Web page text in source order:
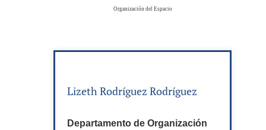
Organización del Espacio
Lizeth Rodríguez Rodríguez
Departamento de Organización